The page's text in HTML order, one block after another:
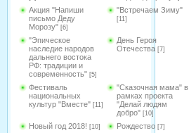
Акция "Напиши
письмо Деду
Морозу" [6]
"Встречаем Зиму"
[11]
"Эпическое
наследие народов
дальнего востока
РФ: традиции и
современность" [5]
День Героя
Отечества [7]
Фестиваль
национальных
культур "Вместе" [11]
"Сказочная мама" в
рамках проекта
"Делай людям
добро" [10]
Новый год 2018! [10] Рождество [7]